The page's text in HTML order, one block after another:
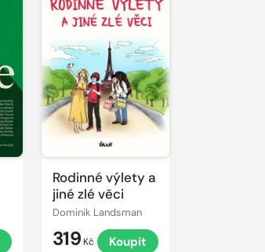
Rodinné výlety a
jiné zlé věci
Dominik Landsman
319 Kč Koupit